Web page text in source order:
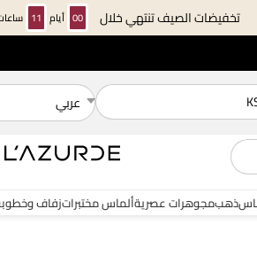
تخفيضات الصيف تنتهي خلال 00 أيام 11
عربي
ذهبمجوهرات عصريةألماس مختبراتزفاف